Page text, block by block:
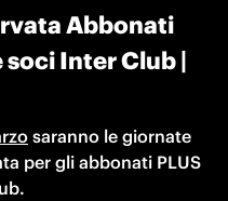
Abbonati
soci Inter Club |
saranno le giornate
per gli abbonati PLUS